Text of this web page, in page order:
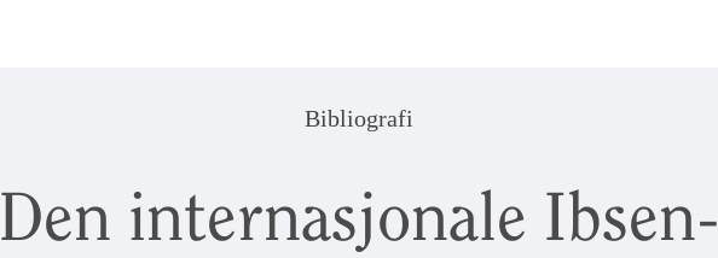
Bibliografi
Den internasjonale Ibsen-